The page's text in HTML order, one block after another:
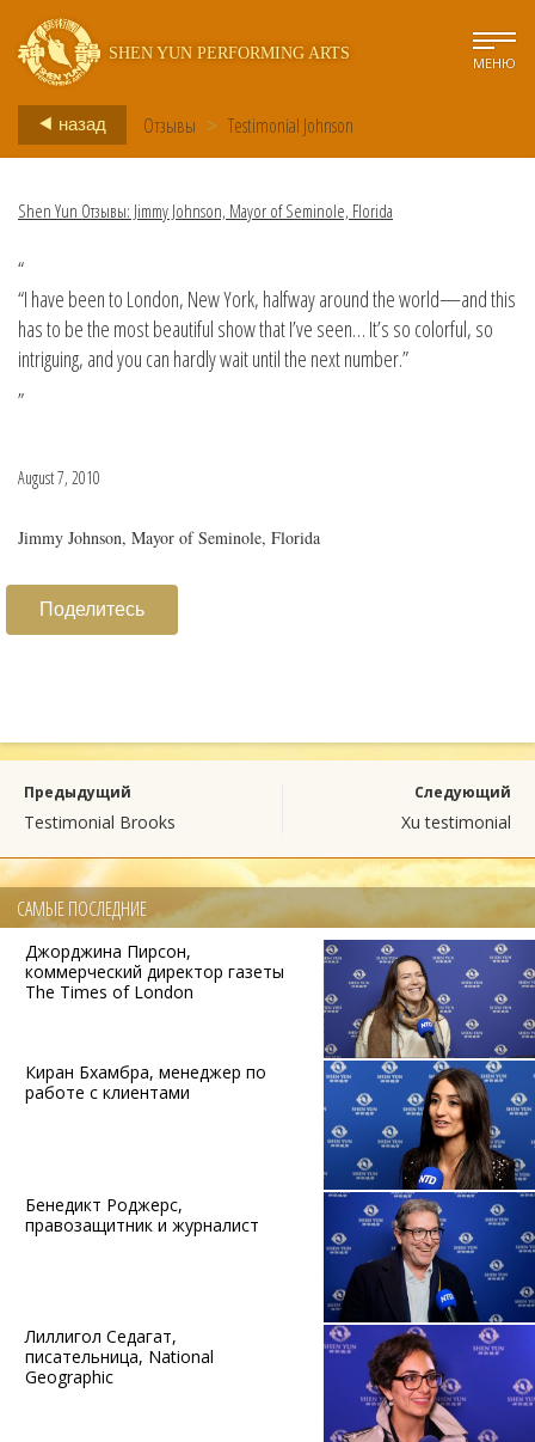
SHEN YUN PERFORMING ARTS
МЕНЮ
назад Отзывы > Testimonial Johnson
Shen Yun Отзывы: Jimmy Johnson, Mayor of Seminole, Florida
“
“I have been to London, New York, halfway around the world—and this
has to be the most beautiful show that I’ve seen… It’s so colorful, so
intriguing, and you can hardly wait until the next number.”
”
August 7, 2010
Jimmy Johnson, Mayor of Seminole, Florida
Поделитесь
Предыдущий
Testimonial Brooks
Следующий
Xu testimonial
САМЫЕ ПОСЛЕДНИЕ
Джорджина Пирсон,
коммерческий директор газеты
The Times of London
Киран Бхамбра, менеджер по
работе с клиентами
Бенедикт Роджерс,
правозащитник и журналист
Лиллигол Седагат,
писательница, National
Geographic